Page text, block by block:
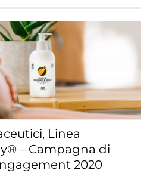
Linea
– Campagna di
Engagement 2020
Eventi e Blogtour
Linea
– Campagna di
2020